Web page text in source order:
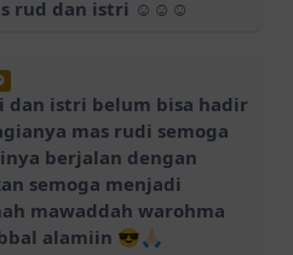
rud dan istri ☺️☺️☺️
dan istri belum bisa hadir
mas rudi semoga
berjalan dengan
semoga menjadi
mawaddah warohma
alamiin 😎🙏🏻